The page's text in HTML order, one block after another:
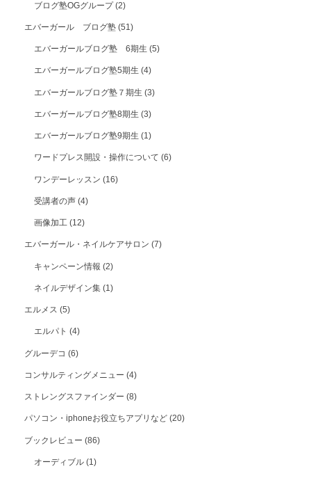
ブログ塾OGグループ(2)
エバーガール ブログ塾(51)
エバーガールブログ塾 6期生(5)
エバーガールブログ塾5期生(4)
エバーガールブログ塾７期生(3)
エバーガールブログ塾8期生(3)
エバーガールブログ塾9期生(1)
ワードプレス開設・操作について(6)
ワンデーレッスン(16)
受講者の声(4)
画像加工(12)
エバーガール・ネイルケアサロン(7)
キャンペーン情報(2)
ネイルデザイン集(1)
エルメス(5)
エルパト(4)
グルーデコ(6)
コンサルティングメニュー(4)
ストレングスファインダー(8)
パソコン・iphoneお役立ちアプリなど(20)
ブックレビュー(86)
オーディブル(1)